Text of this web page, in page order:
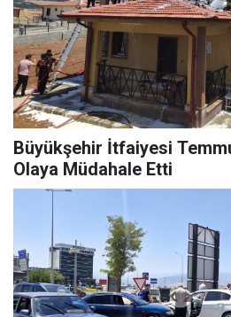
Büyükşehir İtfaiyesi
Olaya Müdahale Etti